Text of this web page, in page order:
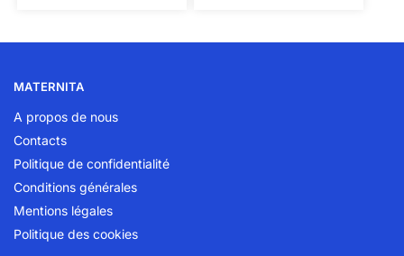
MATERNITA
A propos de nous
Contacts
Politique de confidentialité
Conditions générales
Mentions légales
Politique des cookies